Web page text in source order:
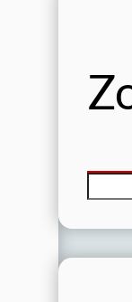
e
k